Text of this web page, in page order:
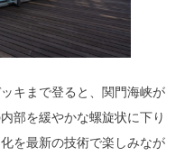
キまで登ると、関門海峡が
部を緩やかな螺旋状に下り
を最新の技術で楽しみなが